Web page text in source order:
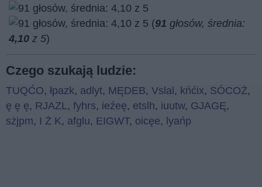
(91 głosów, średnia:
4,10 z 5)
Czego szukają ludzie:
TUQĆO, łpazk, adlyt, MĘDEB, Vslal , kńćix, SÓCOŻ,
ę ę ę, RJAZL, fyhrs, ieźeę, etslh, iuutw, GJAGĘ,
sżjpm, I Ż K, afglu, EIGWT, oicęe, lyańp